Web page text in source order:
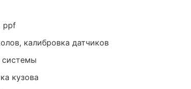
ppf
калибровка датчиков
кузова